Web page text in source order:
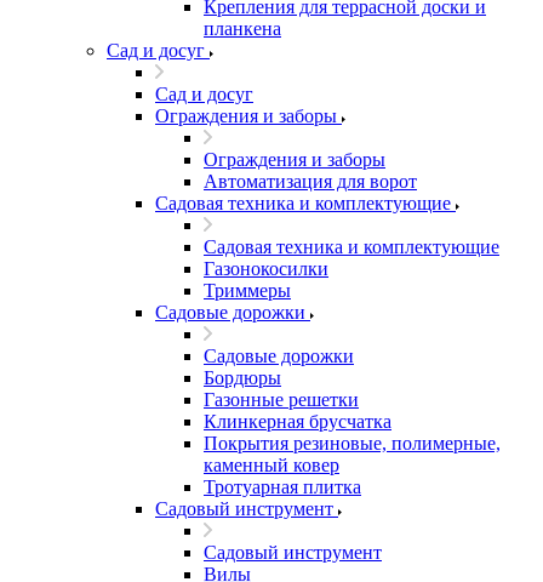
Крепления для террасной доски и
планкена
Сад и досуг
Сад и досуг
Ограждения и заборы
Ограждения и заборы
Автоматизация для ворот
Садовая техника и комплектующие
Садовая техника и комплектующие
Газонокосилки
Триммеры
Садовые дорожки
Садовые дорожки
Бордюры
Газонные решетки
Клинкерная брусчатка
Покрытия резиновые, полимерные,
каменный ковер
Тротуарная плитка
Садовый инструмент
Садовый инструмент
Вилы